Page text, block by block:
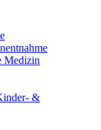
Medizin
&